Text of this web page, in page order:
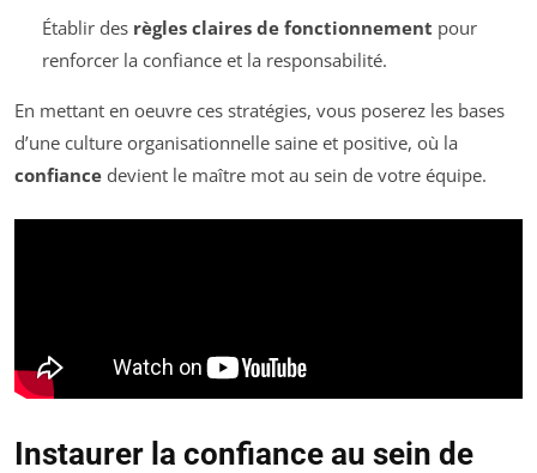
Établir des règles claires de fonctionnement pour
renforcer la confiance et la responsabilité.
En mettant en oeuvre ces stratégies, vous poserez les bases
d’une culture organisationnelle saine et positive, où la
confiance devient le maître mot au sein de votre équipe.
Instaurer la confiance au sein de